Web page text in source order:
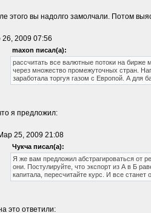
этого вы надолго замолчали. Потом
26, 2009 07:56
maxon писал(а):
рассчитать все валютные потоки на
через множество промежуточных стран.
заработала торгуя газом с Европой. А для
я предложил:
25, 2009 21:08
Чукча писал(а):
Я же вам предложил абстрагироваться от
они. Постулируйте, что экспорт из А в Б
капитала, пересчитайте курс. И все станет
это ответили: